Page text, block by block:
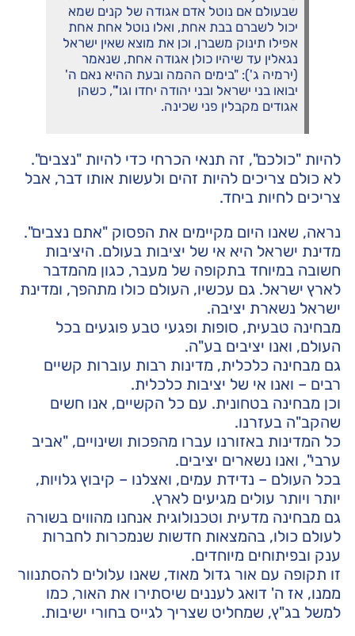
שבעולם אם נוטל אדם אגודה של קנים שמא
יכול לשברם בבת אחת, ואלו נוטל אחת אחת
אפילו תינוק משברן, וכן את מוצא שאין ישראל
נגאלין עד שיהיו כולן אגודה אחת, שנאמר
(ירמיה ג'): "בימים ההמה ובעת ההיא נאם ה'
יבואו בני ישראל ובני יהודה יחדו וגו'", כשהן
אגודים מקבלין פני שכינה.
להיות "כולכם", זה תנאי הכרחי כדי להיות "נצבים".
לא כולם צריכים להיות זהים ולעשות אותו דבר, אבל
צריכים לחיות ביחד.
נראה, שאנו היום מקיימים את הפסוק "אתם נצבים".
מדינת ישראל היא אי של יציבות בעולם. היציבות
חשובה במיוחד בתקופה של מעבר, כגון מהמדבר
לארץ ישראל. גם עכשיו, העולם כולו מתהפך, ומדינת
ישראל נשארת יציבה.
מבחינה טבעית, סופות ופגעי טבע פוגעים בכל
העולם, ואנו יציבים בע"ה.
גם מבחינה כלכלית, מדינות רבות עוברות קשיים
רבים – ואנו אי של יציבות כלכלית.
וכן מבחינה בטחונית. עם כל הקשיים, אנו חשים
שהקב"ה בעזרנו.
כל המדינות באזורנו עברו מהפכות ושינויים, "אביב
ערבי", ואנו נשארים יציבים.
בכל העולם – נדידת עמים, ואצלנו – קיבוץ גלויות,
יותר ויותר עולים מגיעים לארץ.
גם מבחינה מדעית וטכנולוגית אנחנו מהווים בשורה
לעולם כולו, בהמצאות חדשות שנמכרות לחברות
ענק ובפיתוחים מיוחדים.
זו תקופה עם אור גדול מאוד, שאנו עלולים להסתנוור
ממנו, אז ה' דואג לעננים שיסתירו את האור, כמו
למשל בג"ץ, שמחליט שצריך לגייס בחורי ישיבות.